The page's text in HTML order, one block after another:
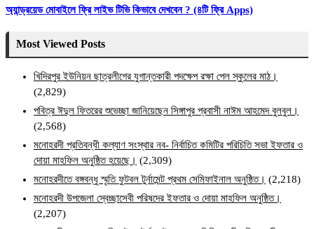
অ্যান্ড্রয়েড মোবাইলে ফ্রি লাইভ টিভি কিভাবে দেখবেন ? (৪টি ফ্রি Apps)
Most Viewed Posts
খিদিরপুর ইউনিয়ন ছাত্রলীগের যুগান্তকারী পদক্ষেপ রক্ষা পেল স্কুলের মাঠ।
(2,829)
পবিত্র ঈদুল ফিতরের শুভেচ্ছা জানিয়েছেন সিঙ্গাপুর প্রবাসী নাঈম আহমেদ বুলবুল।
(2,568)
মনোহরদী প্রতিবন্ধী কল্যাণ সংস্থার নব- নির্বাচিত কমিটির পরিচিতি সভা ইফতার ও
দোয়া মাহফিল অনুষ্ঠিত হয়েছে। (2,309)
মনোহরদীতে বঙ্গবন্ধু স্মৃতি ফুটবল টুর্নামেন্ট প্রথম সেমিফাইনাল অনুষ্ঠিত। (2,218)
মনোহরদী উপজেলা স্বেচ্ছাসেবী পরিষদের ইফতার ও দোয়া মাহফিল অনুষ্ঠিত।
(2,207)